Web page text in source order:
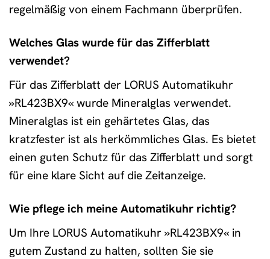
regelmäßig von einem Fachmann überprüfen.
Welches Glas wurde für das Zifferblatt
verwendet?
Für das Zifferblatt der LORUS Automatikuhr
»RL423BX9« wurde Mineralglas verwendet.
Mineralglas ist ein gehärtetes Glas, das
kratzfester ist als herkömmliches Glas. Es bietet
einen guten Schutz für das Zifferblatt und sorgt
für eine klare Sicht auf die Zeitanzeige.
Wie pflege ich meine Automatikuhr richtig?
Um Ihre LORUS Automatikuhr »RL423BX9« in
gutem Zustand zu halten, sollten Sie sie